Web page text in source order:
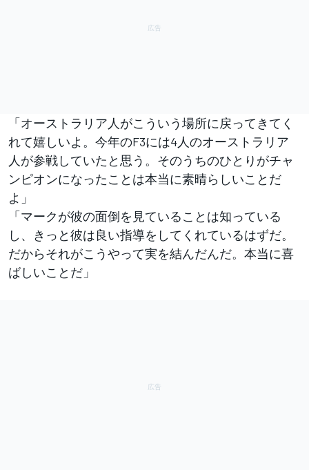
「オーストラリア人がこういう場所に戻ってきてく
れて嬉しいよ。今年のF3には4人のオーストラリア
人が参戦していたと思う。そのうちのひとりがチャ
ンピオンになったことは本当に素晴らしいことだ
よ」
「マークが彼の面倒を見ていることは知っている
し、きっと彼は良い指導をしてくれているはずだ。
だからそれがこうやって実を結んだんだ。本当に喜
ばしいことだ」